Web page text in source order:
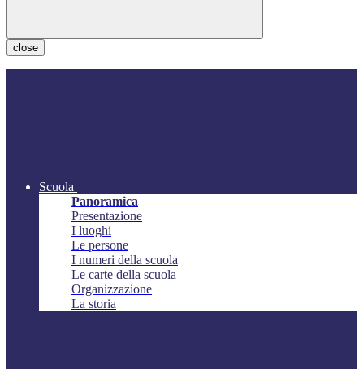
close
Scuola
Panoramica
Presentazione
I luoghi
Le persone
I numeri della scuola
Le carte della scuola
Organizzazione
La storia